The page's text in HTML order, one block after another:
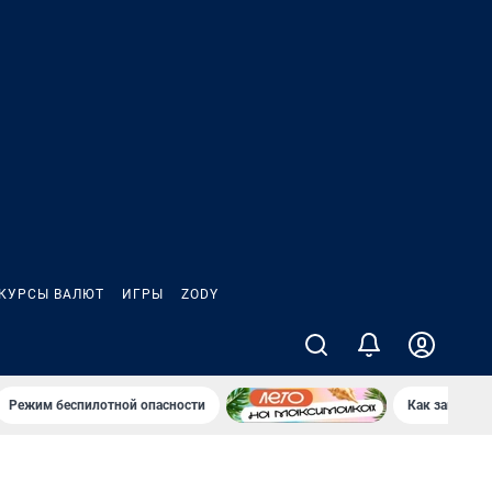
ВАЛЮТ ИГРЫ ZODY
Режим беспилотной опасности Как заводы